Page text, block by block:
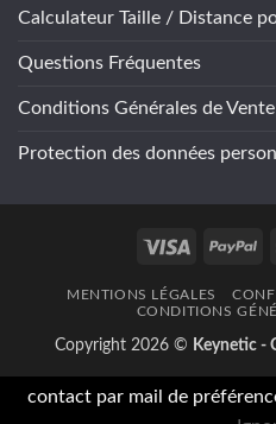
Calculateur Taille / Distance
Questions Fréquentes
Conditions Générales de Vente
Protection des données
Visa
MENTIONS LÉGALES
CONDITIONS
Copyright 2026 © Keynetic -
contact par mail de